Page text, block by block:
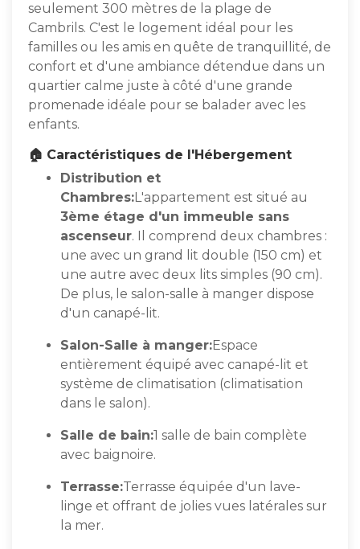
seulement 300 mètres de la plage de
Cambrils. C'est le logement idéal pour les
familles ou les amis en quête de tranquillité, de
confort et d'une ambiance détendue dans un
quartier calme juste à côté d'une grande
promenade idéale pour se balader avec les
enfants.
🏠 Caractéristiques de l'Hébergement
Distribution et
Chambres:L'appartement est situé au
3ème étage d'un immeuble sans
ascenseur. Il comprend deux chambres :
une avec un grand lit double (150 cm) et
une autre avec deux lits simples (90 cm).
De plus, le salon-salle à manger dispose
d'un canapé-lit.
Salon-Salle à manger:Espace
entièrement équipé avec canapé-lit et
système de climatisation (climatisation
dans le salon).
Salle de bain:1 salle de bain complète
avec baignoire.
Terrasse:Terrasse équipée d'un lave-
linge et offrant de jolies vues latérales sur
la mer.